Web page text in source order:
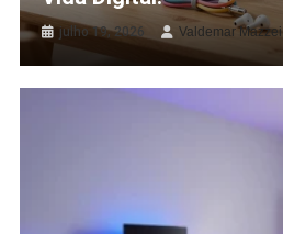
julho 19, 2026 Valdemar Mazzei